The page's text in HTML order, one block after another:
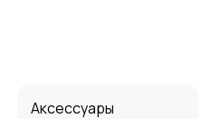
Аксессуары